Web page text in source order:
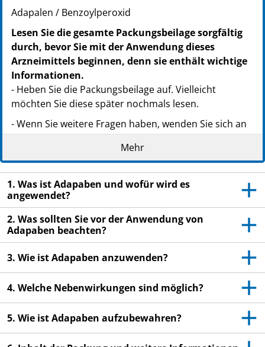
PPN: 111844673633
NTIN: 04150184467369
PZN: 18446759
PPN: 111844675986
NTIN: 04150184467598
PZN: 18446765
PPN: 111844676552
NTIN: 04150184467659
Adapalen / Benzoylperoxid
Lesen Sie die gesamte Packungsbeilage sorgfältig
durch, bevor Sie mit der Anwendung dieses
Arzneimittels beginnen, denn sie enthält wichtige
Informationen.
- Heben Sie die Packungsbeilage auf. Vielleicht
möchten Sie diese später nochmals lesen.
- Wenn Sie weitere Fragen haben, wenden Sie sich an
Ihren Arzt oder Apotheker.
- Dieses Arzneimittel wurde Ihnen persönlich
verschrieben. Geben Sie es nicht an Dritte weiter. Es
kann anderen Menschen schaden, auch wenn diese
die gleichen Beschwerden haben wie Sie.
- Wenn Sie Nebenwirkungen bemerken, wenden Sie
sich an Ihren Arzt oder Apotheker. Dies gilt auch für
Nebenwirkungen, die nicht in dieser Packungsbeilage
angegeben sind. Siehe Abschnitt 4.
Mehr
1. Was ist Adapaben und wofür wird es
angewendet?
2. Was sollten Sie vor der Anwendung von
Adapaben beachten?
3. Wie ist Adapaben anzuwenden?
4. Welche Nebenwirkungen sind möglich?
5. Wie ist Adapaben aufzubewahren?